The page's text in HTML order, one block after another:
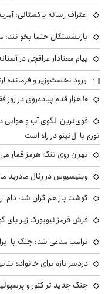
اعتراف رسانه پاکستانی:
بازنشستگان حتما
پیام معنادار عراقچی در
ورود نخست‌وزیر و فرمانده
۱۰ هزار قدم پیاده‌روی در روز فقط یک تخیل بود؟
تورم با ال‌نینو در راه است
تهران روی تنگه هرمز قمار
وینیسیوس در رئال مادرید
گوشت باز هم گران شد؛ دام
فرش قرمز نیویورک زیر پای
ترامپ مدعی شد: جنگ با
دردسر تازه برای خانواده
جنگ جدید تراکتور و